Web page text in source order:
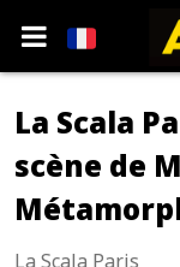
La Scala
scène de
La Scala Paris